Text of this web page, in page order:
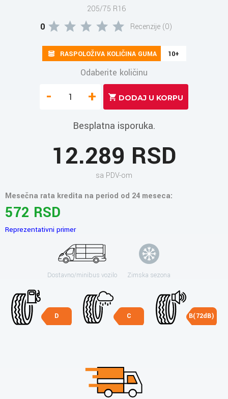
205/75 R16
0 Recenzije (0)
RASPOLOŽIVA KOLIČINA GUMA 10+
Odaberite količinu
- +
Besplatna isporuka.
12.289 RSD
sa PDV-om
Mesečna rata kredita na period od 24 meseca:
572 RSD
Reprezentativni primer
Dostavno/minibus vozilo Zimska sezona
D C B(72dB)